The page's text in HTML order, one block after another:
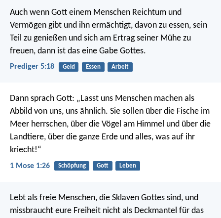
Auch wenn Gott einem Menschen Reichtum und
Vermögen gibt und ihn ermächtigt, davon zu essen, sein
Teil zu genießen und sich am Ertrag seiner Mühe zu
freuen, dann ist das eine Gabe Gottes.
Prediger 5:18 Geld Essen Arbeit
Dann sprach Gott: „Lasst uns Menschen machen als
Abbild von uns, uns ähnlich. Sie sollen über die Fische im
Meer herrschen, über die Vögel am Himmel und über die
Landtiere, über die ganze Erde und alles, was auf ihr
kriecht!“
1 Mose 1:26 Schöpfung Gott Leben
Lebt als freie Menschen, die Sklaven Gottes sind, und
missbraucht eure Freiheit nicht als Deckmantel für das